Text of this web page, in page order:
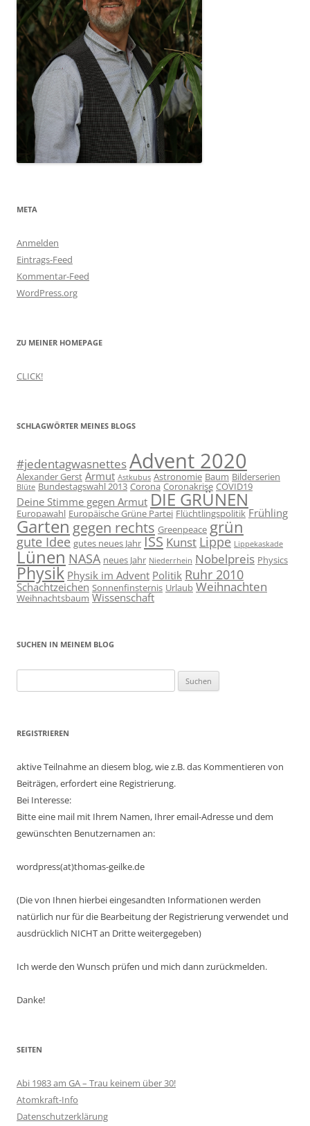
META
Anmelden
Eintrags-Feed
Kommentar-Feed
WordPress.org
ZU MEINER HOMEPAGE
CLICK!
SCHLAGWÖRTER MEINES BLOGS
#jedentagwasnettesAdvent 2020
Alexander Gerst Armut Astkubus Astronomie Baum Bilderserien
Blüte Bundestagswahl 2013 Corona Coronakrise COVID19
Deine Stimme gegen Armut DIE GRÜNEN
Europawahl Europäische Grüne Partei Flüchtlingspolitik Frühling
Garten gegen rechts Greenpeace grün
gute Idee gutes neues Jahr ISS Kunst Lippe Lippekaskade
Lünen NASA neues Jahr Niederrhein Nobelpreis Physics
Physik Physik im Advent Politik Ruhr 2010
Schachtzeichen Sonnenfinsternis Urlaub Weihnachten
Weihnachtsbaum Wissenschaft
SUCHEN IN MEINEM BLOG
nach:
REGISTRIEREN
aktive Teilnahme an diesem blog, wie z.B. das Kommentieren von
Beiträgen, erfordert eine Registrierung.
Bei Interesse:
Bitte eine mail mit Ihrem Namen, Ihrer email-Adresse und dem
gewünschten Benutzernamen an:
wordpress(at)thomas-geilke.de
(Die von Ihnen hierbei eingesandten Informationen werden
natürlich nur für die Bearbeitung der Registrierung verwendet und
ausdrücklich NICHT an Dritte weitergegeben)
Ich werde den Wunsch prüfen und mich dann zurückmelden.
Danke!
SEITEN
Abi 1983 am GA – Trau keinem über 30!
Atomkraft-Info
Datenschutzerklärung